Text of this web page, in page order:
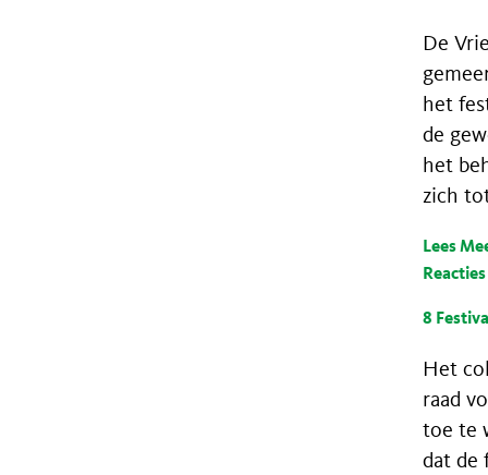
De
het
de
het
zich
Lees
8
Het
raad
toe te
dat de